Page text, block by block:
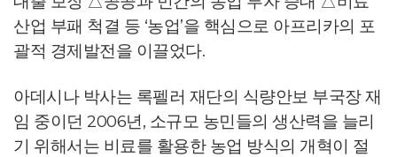
산업 부패 척결 등 ‘농업’을 핵심으로 아프리카의 포
괄적 경제발전을 이끌었다.
아데시나 박사는 록펠러 재단의 식량안보 부국장 재
임 중이던 2006년, 소규모 농민들의 생산력을 늘리
기 위해서는 비료를 활용한 농업 방식의 개혁이 절